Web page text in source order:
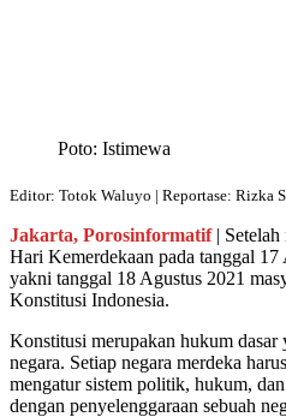
Poto: Istimewa
Editor: Totok Waluyo | Reportase: Rizka
Jakarta, Porosinformatif| Setelah
Hari Kemerdekaan pada tanggal
yakni tanggal 18 Agustus 2021
Konstitusi Indonesia.
Konstitusi merupakan hukum dasar
negara. Setiap negara merdeka
mengatur sistem politik, hukum,
dengan penyelenggaraan sebuah